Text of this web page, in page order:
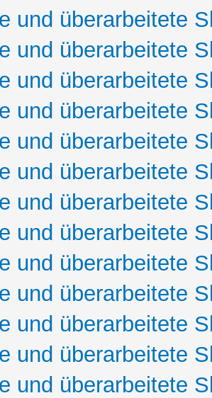
und überarbeitete
und überarbeitete
und überarbeitete
und überarbeitete
und überarbeitete
und überarbeitete
und überarbeitete
und überarbeitete
und überarbeitete
und überarbeitete
und überarbeitete
und überarbeitete
und überarbeitete